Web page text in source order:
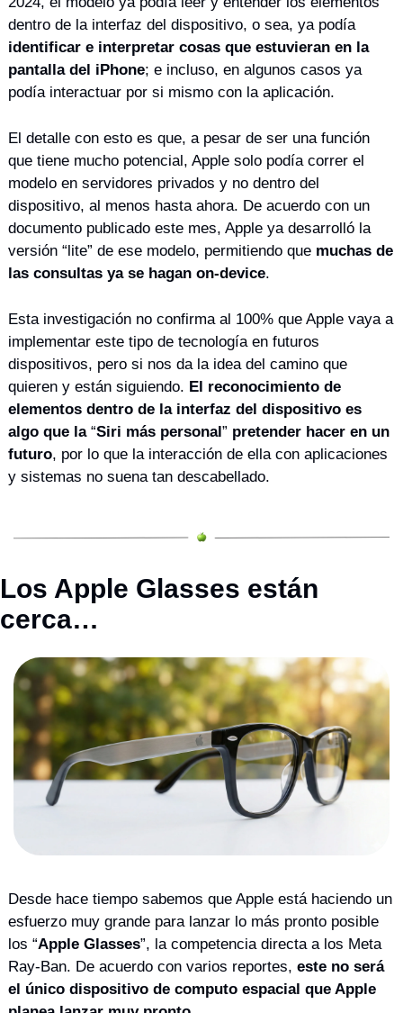
identificar e interpretar cosas que estuvieran en la
pantalla del iPhone; e incluso, en algunos casos ya
podía interactuar por si mismo con la aplicación.
El detalle con esto es que, a pesar de ser una función
que tiene mucho potencial, Apple solo podía correr el
modelo en servidores privados y no dentro del
dispositivo, al menos hasta ahora. De acuerdo con un
documento publicado este mes, Apple ya desarrolló la
versión “lite” de ese modelo, permitiendo que muchas de
las consultas ya se hagan on-device.
Esta investigación no confirma al 100% que Apple vaya a
implementar este tipo de tecnología en futuros
dispositivos, pero si nos da la idea del camino que
quieren y están siguiendo. El reconocimiento de
elementos dentro de la interfaz del dispositivo es
algo que la “Siri más personal” pretender hacer en un
futuro, por lo que la interacción de ella con aplicaciones
y sistemas no suena tan descabellado.
Los Apple Glasses están
cerca…
Desde hace tiempo sabemos que Apple está haciendo un
esfuerzo muy grande para lanzar lo más pronto posible
los “Apple Glasses”, la competencia directa a los Meta
Ray-Ban. De acuerdo con varios reportes, este no será
el único dispositivo de computo espacial que Apple